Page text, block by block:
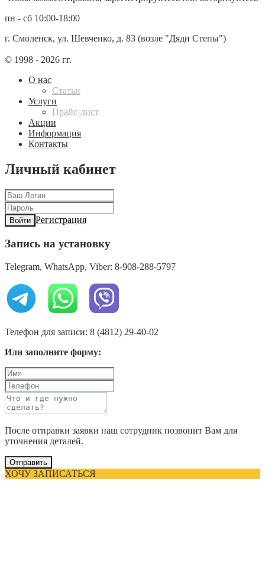
пн - сб 10:00-18:00
г. Смоленск, ул. Шевченко, д. 83 (возле "Дяди Степы")
© 1998 - 2026 гг.
О нас
Статьи
Услуги
Прайс-лист
Акции
Информация
Контакты
Личный кабинет
Войти Регистрация
Запись на установку
Telegram, WhatsApp, Viber: 8-908-288-5797
Телефон для записи: 8 (4812) 29-40-02
Или заполните форму:
После отправки заявки наш сотрудник позвонит Вам для
уточнения деталей.
Отправить
ХОЧУ ЗАПИСАТЬСЯ